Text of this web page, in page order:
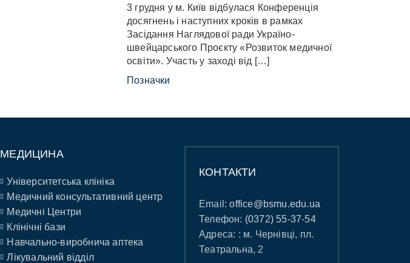
3 грудня у м. Київ відбулася Конференція
досягнень і наступних кроків в рамках
Засідання Наглядової ради Україно-
швейцарського Проєкту «Розвиток медичної
освіти». Участь у заході від […]
Позначки
МЕДИЦИНА
Університетська клініка
Медичний консультативний центр
Медичні Центри
Клінічні бази
Навчально-виробнича аптека
Лікувальний відділ
КОНТАКТИ
Email:office@bsmu.edu.ua
Телефон: (0372) 55-37-54
Адреса: : м. Чернівці, пл.
Театральна, 2